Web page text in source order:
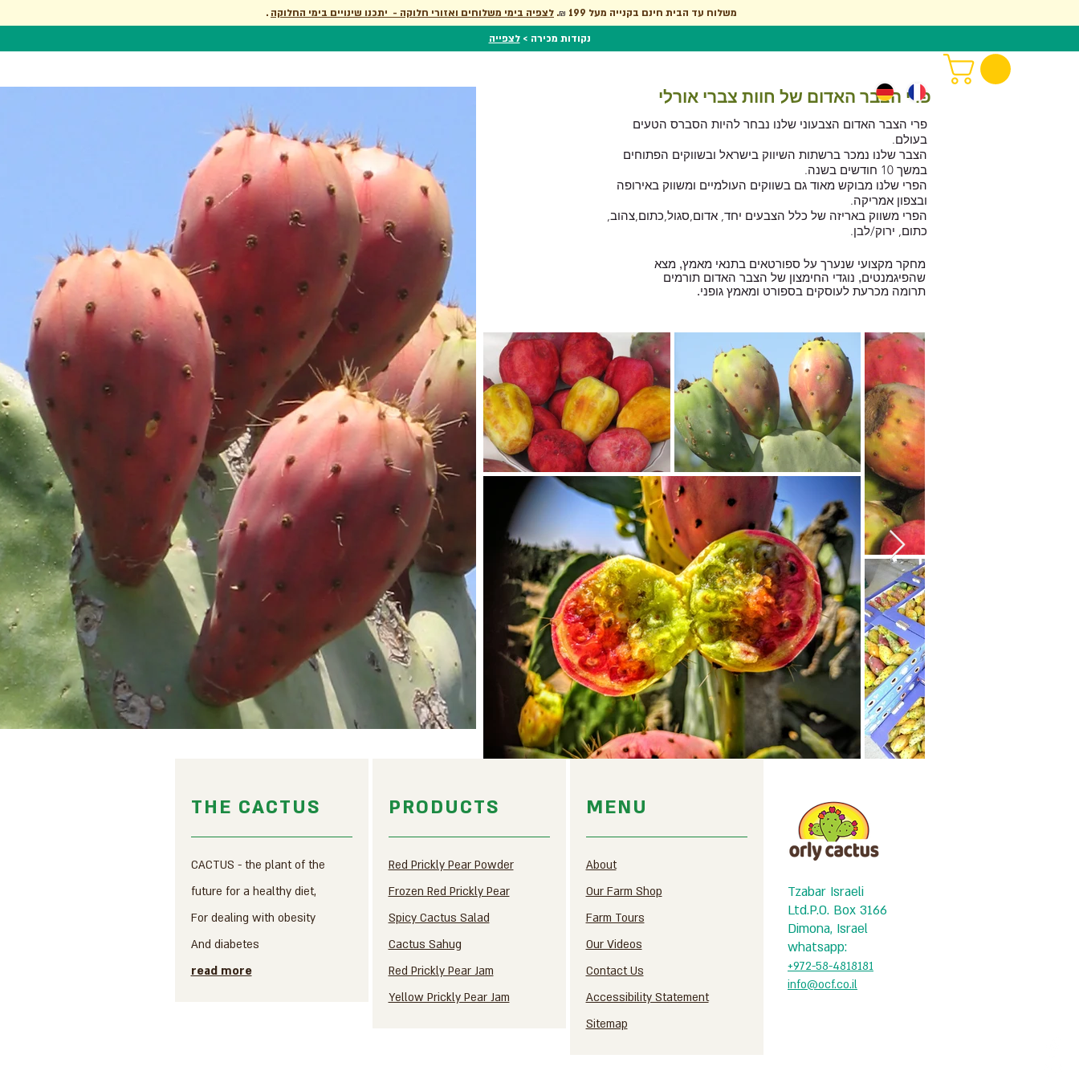
. משלוח עד הבית חינם בקנייה מעל 199 ₪
. לצפיה בימי משלוחים ואזורי חלוקה - יתכנו שינויים בימי החלוקה
נקודות מכירה >לצפייה
פרי הצבר האדום של חוות צברי אורלי
פרי הצבר האדום הצבעוני שלנו נבחר להיות הסברס הטעים
בעולם.
הצבר שלנו נמכר ברשתות השיווק בישראל ובשווקים הפתוחים
במשך 10 חודשים בשנה.
הפרי שלנו מבוקש מאוד גם בשווקים העולמיים ומשווק באירופה
ובצפון אמריקה.
הפרי משווק באריזה של כלל הצבעים יחד, אדום,סגול,כתום,צהוב,
כתום, ירוק/לבן.
מחקר מקצועי שנערך על ספורטאים בתנאי מאמץ, מצא
שהפיגמנטים, נוגדי החימצון של הצבר האדום תורמים
תרומה מכרעת לעוסקים בספורט ומאמץ גופני.
MENU
About
Our Farm Shop
Farm Tours
Our Videos
Contact Us
Accessibility Statement
Sitemap​
PRODUCTS
Red Prickly Pear Powder
Frozen Red Prickly Pear
Spicy Cactus Salad
Cactus Sahug
Red Prickly Pear Jam
Yellow Prickly Pear Jam
THE CACTUS
CACTUS - the plant of the
future for a healthy diet,
For dealing with obesity
And diabetes
read more
Tzabar Israeli
Ltd.P.O. Box 3166
Dimona, Israel
whatsapp:
+972-58-4818181
info@ocf.co.il